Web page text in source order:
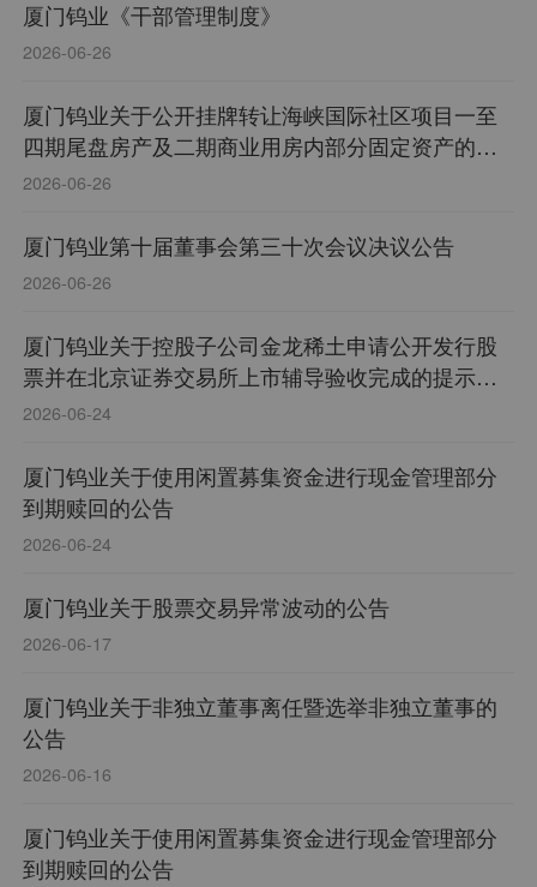
厦门钨业《干部管理制度》
2026-06-26
厦门钨业关于公开挂牌转让海峡国际社区项目一至
四期尾盘房产及二期商业用房内部分固定资产的公
告
2026-06-26
厦门钨业第十届董事会第三十次会议决议公告
2026-06-26
厦门钨业关于控股子公司金龙稀土申请公开发行股
票并在北京证券交易所上市辅导验收完成的提示性
公告
2026-06-24
厦门钨业关于使用闲置募集资金进行现金管理部分
到期赎回的公告
2026-06-24
厦门钨业关于股票交易异常波动的公告
2026-06-17
厦门钨业关于非独立董事离任暨选举非独立董事的
公告
2026-06-16
厦门钨业关于使用闲置募集资金进行现金管理部分
到期赎回的公告